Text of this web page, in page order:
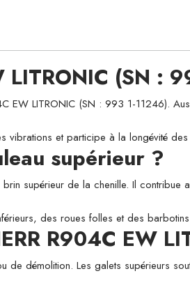
(SN :
EW LITRONIC (SN : 993 1-11246).
et participe à la longévité
supérieur ?
supérieur de la chenille. Il
des roues folles et des
R904C EW
démolition. Les galets supérieurs